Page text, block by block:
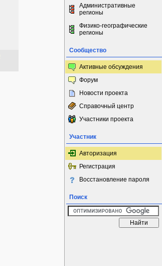
Административные
регионы
Физико-географические
регионы
Сообщество
Активные обсуждения
Форум
Новости проекта
Справочный центр
Участники проекта
Участник
Авторизация
Регистрация
Восстановление пароля
Поиск